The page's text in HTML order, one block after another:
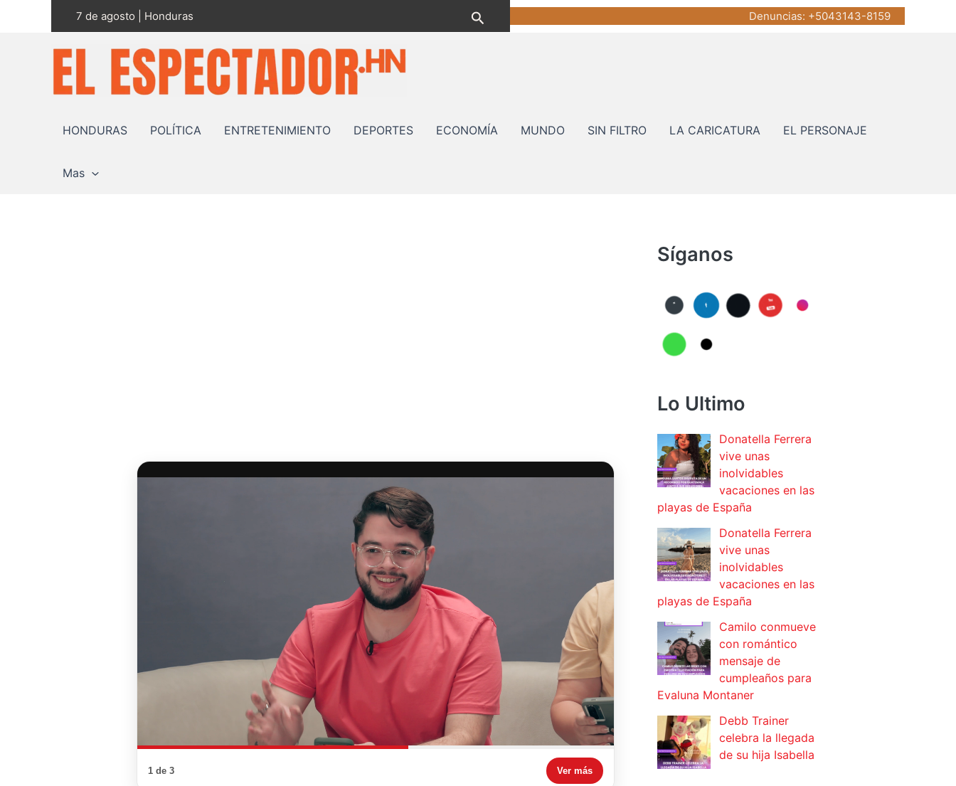
7 de agosto | Honduras Buscar Denuncias: +5043143-8159
HONDURAS POLÍTICA ENTRETENIMIENTO DEPORTES ECONOMÍA MUNDO SIN FILTRO LA CARICATURA EL PERSONAJE
Mas
1 de 3 Ver más
Síganos
Lo Ultimo
Donatella Ferrera
vive unas
inolvidables
vacaciones en las
playas de España
Donatella Ferrera
vive unas
inolvidables
vacaciones en las
playas de España
Camilo conmueve
con romántico
mensaje de
cumpleaños para
Evaluna Montaner
Debb Trainer
celebra la llegada
de su hija Isabella